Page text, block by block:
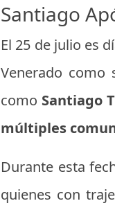
Santiago
El 25 de julio es
Venerado como
como Santiago
múltiples
Durante esta
quienes con